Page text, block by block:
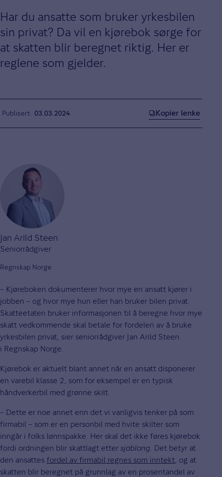
Har du ansatte som bruker yrkesbilen
sin privat? Da vil en kjørebok sørge for
at skatten blir beregnet riktig. Her er
reglene som gjelder.
Publisert 03.03.2024 Kopier lenke
Jan Arild Steen
Seniorrådgiver
Regnskap Norge
– Kjøreboken dokumenterer hvor mye en ansatt kjører i
jobben – og hvor mye hun eller han bruker bilen privat.
Skatteetaten bruker informasjonen til å beregne hvor mye
skatt vedkommende skal betale for fordelen av å bruke
yrkesbilen privat, sier seniorrådgiver Jan Arild Steen
i Regnskap Norge.
Kjørebok er aktuelt blant annet når en ansatt disponerer
en varebil klasse 2, som for eksempel er en typisk
håndverkerbil med grønne skilt.
– Dette er noe annet enn det vi vanligvis tenker på som
firmabil – som er en personbil med hvite skilter som
inngår i folks lønnspakke. Her skal det ikke føres kjørebok
fordi ordningen blir skattlagt etter sjablong . Det betyr at
den ansattes fordel av firmabil regnes som inntekt , og at
skatten blir beregnet på grunnlag av en prosentandel av